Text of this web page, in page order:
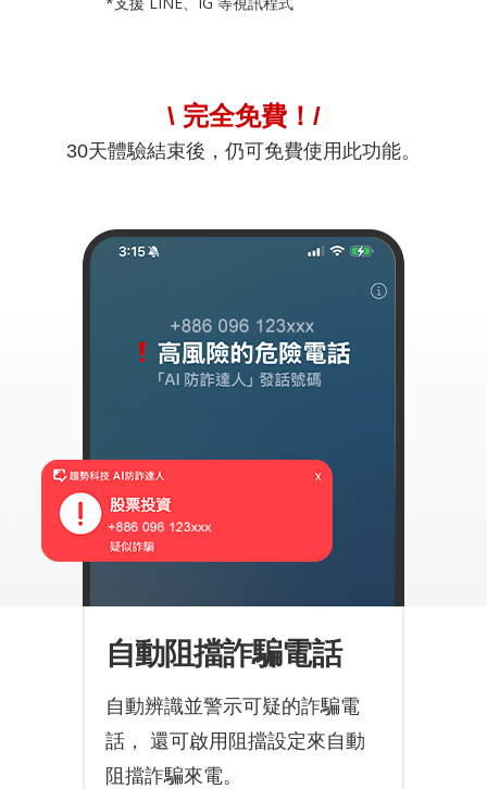
\ 完全免費！/
30天體驗結束後，仍可免費使用此功能。
自動阻擋詐騙電話
自動辨識並警示可疑的詐騙電
話， 還可啟用阻擋設定來自動
阻擋詐騙來電。